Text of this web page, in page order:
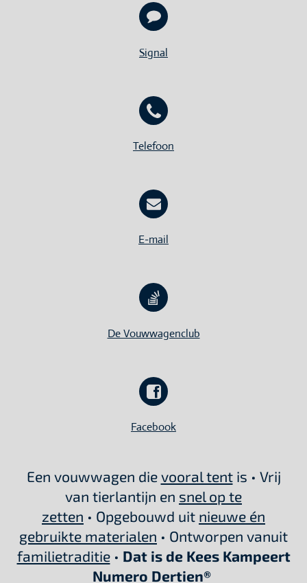
Signal
Telefoon
E-mail
De Vouwwagenclub
Facebook
Een vouwwagen die vooral tentis • Vrij
van tierlantijn en snel op te
zetten • Opgebouwd uit nieuwe én
gebruikte materialen • Ontworpen vanuit
familietraditie• Dat is de Kees Kampeert
Numero Dertien®